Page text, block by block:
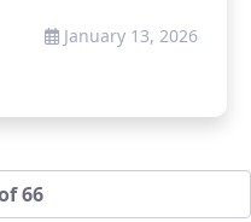
January 13, 2026
66